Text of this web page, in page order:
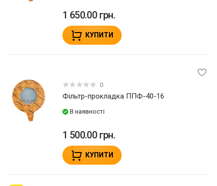
1 650.00 грн.
КУПИТИ
0
Фільтр-прокладка ППФ-40-16
В наявності
1 500.00 грн.
КУПИТИ